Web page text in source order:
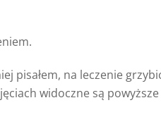
pisałem, na leczenie
widoczne są